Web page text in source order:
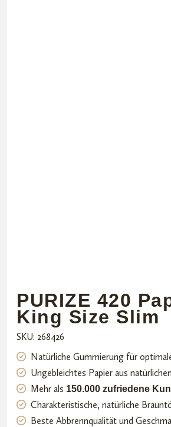
PURIZE 420
King Size Slim
SKU: 268426
Natürliche Gummierung für
Ungebleichtes Papier aus
Mehr als 150.000 zufriedene
Charakteristische, natürliche
Beste Abbrennqualität und